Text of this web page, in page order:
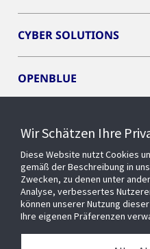
CYBER SOLUTIONS
OPENBLUE
EVENTS
Über uns
Wir Schätzen Ihre
Diese Website nutzt Cookies
gemäß der Beschreibung in
Zwecken, zu denen unter
Analyse, verbessertes
können unserer Nutzung
Ihre eigenen Präferenzen